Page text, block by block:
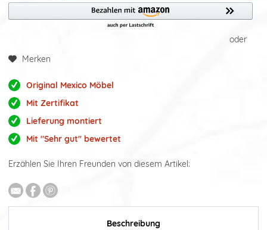
oder
Merken
Original Mexico Möbel
Mit Zertifikat
Lieferung montiert
Mit "Sehr gut" bewertet
Erzählen Sie Ihren Freunden von diesem Artikel:
Beschreibung